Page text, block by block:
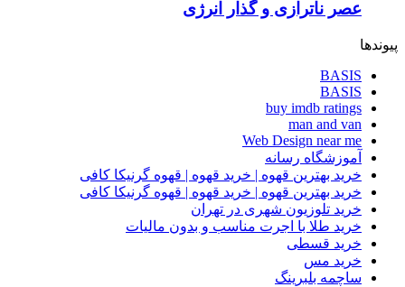
عصر ناترازی و گذار انرژی
پیوندها
BASIS
BASIS
buy imdb ratings
man and van
Web Design near me
آموزشگاه رسانه
خرید بهترین قهوه | خرید قهوه | قهوه گرنیکا کافی
خرید بهترین قهوه | خرید قهوه | قهوه گرنیکا کافی
خرید تلوزیون شهری در تهران
خرید طلا با اجرت مناسب و بدون مالیات
خرید قسطی
خرید مس
ساچمه بلبرینگ